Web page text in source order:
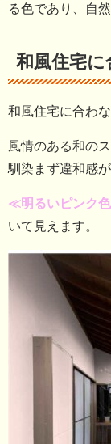
る色であり、自
和風住宅
和風住宅に合わ
風情のある和の
馴染まず違和感
≪明るいピンク
いて見えます。